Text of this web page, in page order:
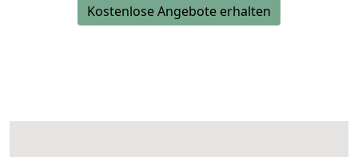
Kostenlose Angebote erhalten